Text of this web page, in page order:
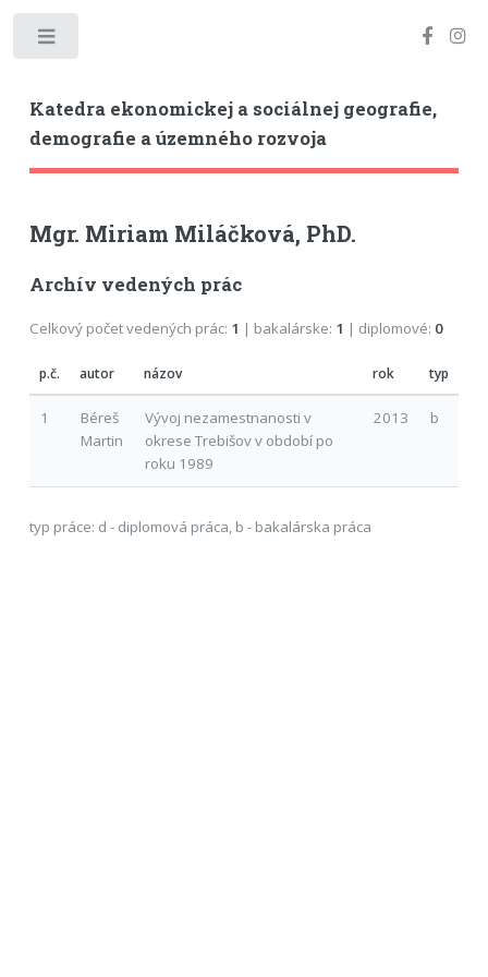
Katedra ekonomickej a sociálnej geografie,
demografie a územného rozvoja
Mgr. Miriam Miláčková, PhD.
Archív vedených prác
Celkový počet vedených prác: 1 | bakalárske: 1 | diplomové: 0
p.č. autor názov rok typ
1
Béreš
Martin
Vývoj nezamestnanosti v
okrese Trebišov v období po
roku 1989
2013 b
typ práce: d - diplomová práca, b - bakalárska práca